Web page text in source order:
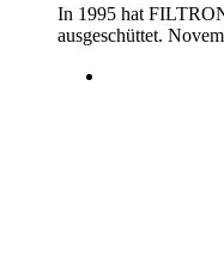
In 1995 hat
ausgeschüttet.